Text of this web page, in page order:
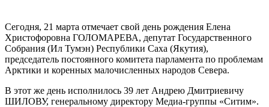
Сегодня, 21 марта отмечает свой день рождения Елена
Христофоровна ГОЛОМАРЕВА, депутат Государственного
Собрания (Ил Тумэн) Республики Саха (Якутия),
председатель постоянного комитета парламента по проблемам
Арктики и коренных малочисленных народов Севера.
В этот же день исполнилось 39 лет Андрею Дмитриевичу
ШИЛОВУ, генеральному директору Медиа-группы «Ситим».